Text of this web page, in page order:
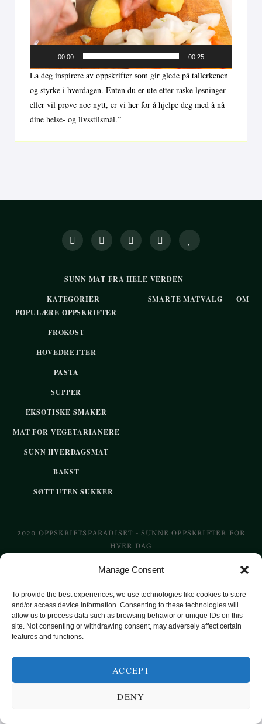
Manage Consent
To provide the best experiences, we use technologies like cookies to store
and/or access device information. Consenting to these technologies will
allow us to process data such as browsing behavior or unique IDs on this
site. Not consenting or withdrawing consent, may adversely affect certain
features and functions.
ACCEPT
DENY
00:00 00:25
La deg inspirere av oppskrifter som gir glede på tallerkenen
og styrke i hverdagen. Enten du er ute etter raske løsninger
eller vil prøve noe nytt, er vi her for å hjelpe deg med å nå
dine helse- og livsstilsmål.”
SUNN MAT FRA HELE VERDEN
KATEGORIER
POPULÆRE OPPSKRIFTER
FROKOST
HOVEDRETTER
PASTA
SUPPER
EKSOTISKE SMAKER
MAT FOR VEGETARIANERE
SUNN HVERDAGSMAT
BAKST
SØTT UTEN SUKKER
SMARTE MATVALG OM
2020 OPPSKRIFTSPARADISET - SUNNE OPPSKRIFTER FOR
HVER DAG